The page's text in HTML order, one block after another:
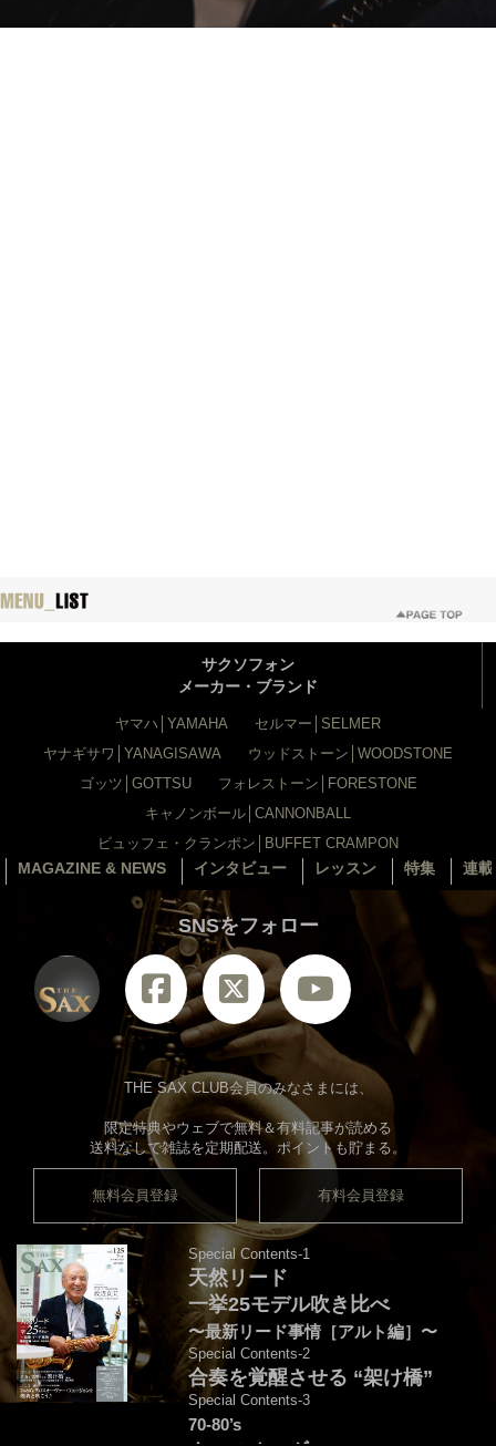
サクソフォン
メーカー・ブランド
ヤマハ│YAMAHA
セルマー│SELMER
ヤナギサワ│YANAGISAWA
ウッドストーン│WOODSTONE
ゴッツ│GOTTSU
フォレストーン│FORESTONE
キャノンボール│CANNONBALL
ビュッフェ・クランポン│BUFFET CRAMPON
MAGAZINE & NEWS インタビュー レッスン 特集 連
SNSをフォロー
THE SAX CLUB会員のみなさまには、
限定特典やウェブで無料＆有料記事が読める
送料なしで雑誌を定期配送。ポイントも貯まる。
無料会員登録 有料会員登録
Special Contents-1
天然リード
一挙25モデル吹き比べ
〜最新リード事情［アルト編］〜
Special Contents-2
合奏を覚醒させる “架け橋”
Special Contents-3
70-80’s